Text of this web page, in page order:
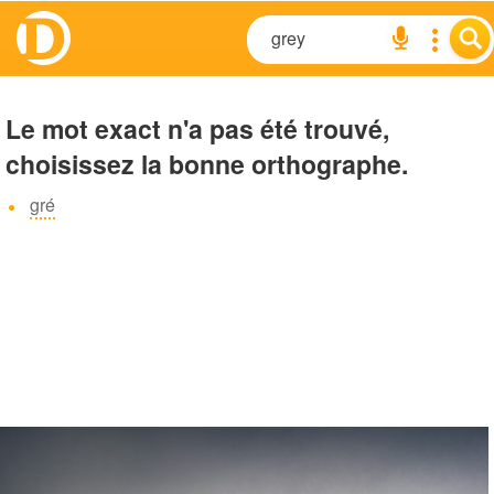
Le mot exact n'a pas été trouvé,
choisissez la bonne orthographe.
gré